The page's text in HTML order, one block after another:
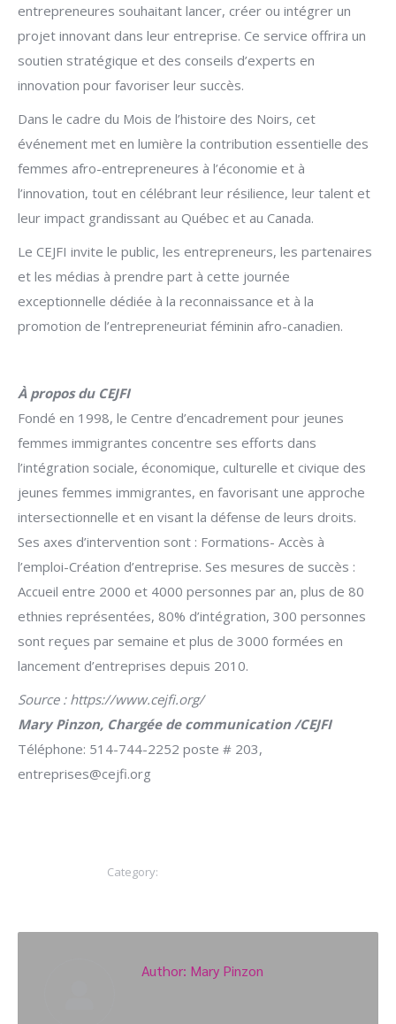
entrepreneures souhaitant lancer, créer ou intégrer un
projet innovant dans leur entreprise. Ce service offrira un
soutien stratégique et des conseils d’experts en
innovation pour favoriser leur succès.
Dans le cadre du Mois de l’histoire des Noirs, cet
événement met en lumière la contribution essentielle des
femmes afro-entrepreneures à l’économie et à
l’innovation, tout en célébrant leur résilience, leur talent et
leur impact grandissant au Québec et au Canada.
Le CEJFI invite le public, les entrepreneurs, les partenaires
et les médias à prendre part à cette journée
exceptionnelle dédiée à la reconnaissance et à la
promotion de l’entrepreneuriat féminin afro-canadien.
À propos du CEJFI
Fondé en 1998, le Centre d’encadrement pour jeunes
femmes immigrantes concentre ses efforts dans
l’intégration sociale, économique, culturelle et civique des
jeunes femmes immigrantes, en favorisant une approche
intersectionnelle et en visant la défense de leurs droits.
Ses axes d’intervention sont : Formations- Accès à
l’emploi-Création d’entreprise. Ses mesures de succès :
Accueil entre 2000 et 4000 personnes par an, plus de 80
ethnies représentées, 80% d’intégration, 300 personnes
sont reçues par semaine et plus de 3000 formées en
lancement d’entreprises depuis 2010.
Source : https://www.cejfi.org/
Mary Pinzon, Chargée de communication /CEJFI
Téléphone: 514-744-2252 poste # 203,
entreprises@cejfi.org
Category:
Author: Mary Pinzon